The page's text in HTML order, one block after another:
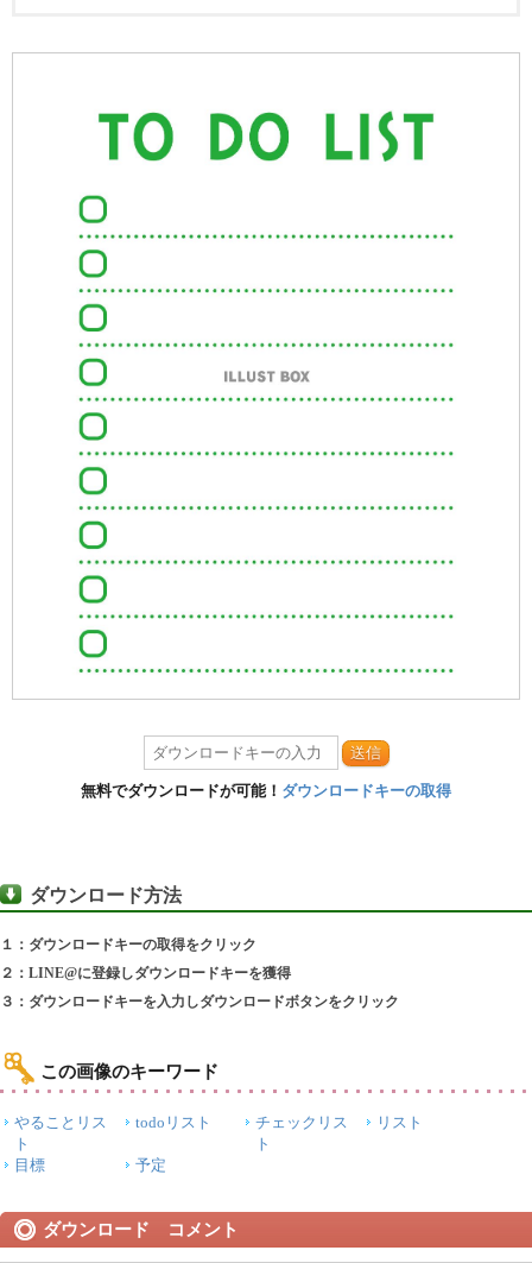
送信
無料でダウンロードが可能！ ダウンロードキーの取得
ダウンロード方法
１：ダウンロードキーの取得をクリック
２：LINE@に登録しダウンロードキーを獲得
３：ダウンロードキーを入力しダウンロードボタンをクリック
この画像のキーワード
やることリス
ト
todoリスト
チェックリス
ト
リスト
目標 予定
ダウンロード コメント